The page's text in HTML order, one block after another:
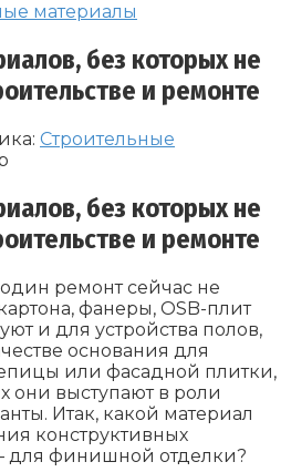
материалы
без которых не
и ремонте
Строительные
без которых не
и ремонте
ремонт сейчас не
фанеры, OSB-плит
и для устройства полов,
основания для
или фасадной плитки,
они выступают в роли
Итак, какой материал
конструктивных
для финишной отделки?